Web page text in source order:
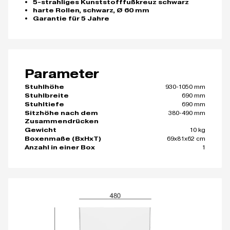
5-strahliges Kunststofffußkreuz schwarz
harte Rollen, schwarz, Ø 60 mm
Garantie für 5 Jahre
Parameter
Stuhlhöhe
930-1050 mm
Stuhlbreite
690 mm
Stuhltiefe
690 mm
Sitzhöhe nach dem
Zusammendrücken
380-490 mm
Gewicht
10 kg
Boxenmaße (BxHxT)
69x81x62 cm
Anzahl in einer Box
1